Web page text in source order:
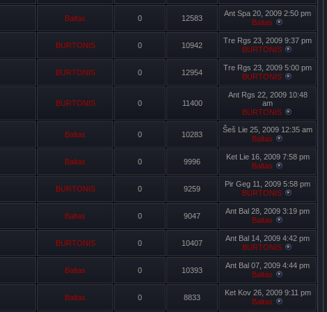
Baltas 0 12583
Ant Spa 20, 2009 2:50 pm
Baltas
BURTONIS 0 10942
Tre Rgs 23, 2009 9:37 pm
BURTONIS
BURTONIS 0 12954
Tre Rgs 23, 2009 5:00 pm
BURTONIS
BURTONIS 0 11400
Ant Rgs 22, 2009 10:48
am
BURTONIS
Baltas 0 10283
Šeš Lie 25, 2009 12:35 am
Baltas
Baltas 0 9996
Ket Lie 16, 2009 7:58 pm
Baltas
BURTONIS 0 9259
Pir Geg 11, 2009 5:58 pm
BURTONIS
Baltas 0 9047
Ant Bal 28, 2009 3:19 pm
Baltas
BURTONIS 0 10407
Ant Bal 14, 2009 4:42 pm
BURTONIS
Baltas 0 10393
Ant Bal 07, 2009 4:44 pm
Baltas
Baltas 0 8833
Ket Kov 26, 2009 9:11 pm
Baltas